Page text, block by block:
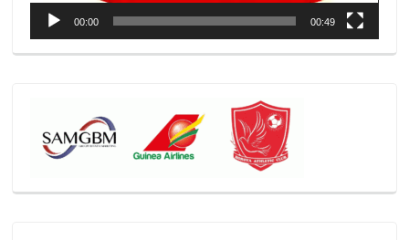
00:00 00:49